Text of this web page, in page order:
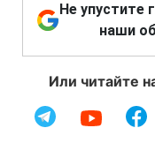
Не упустите
наши
Или читайте